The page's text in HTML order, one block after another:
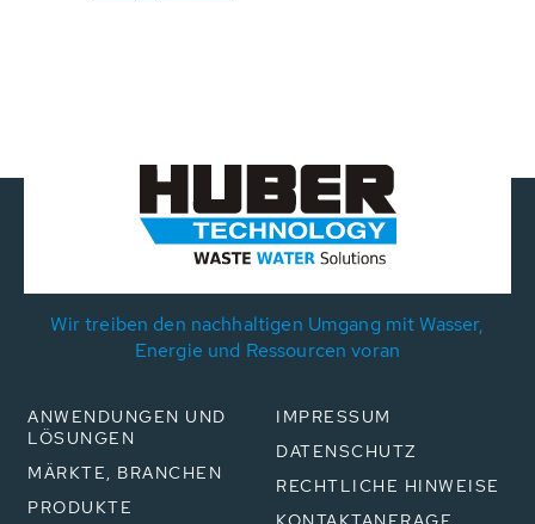
Wir treiben den nachhaltigen Umgang mit Wasser,
Energie und Ressourcen voran
ANWENDUNGEN UND
LÖSUNGEN
MÄRKTE, BRANCHEN
PRODUKTE
IMPRESSUM
DATENSCHUTZ
RECHTLICHE HINWEISE